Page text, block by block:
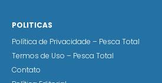
POLITICAS
Política de Privacidade – Pesca Total
Termos de Uso – Pesca Total
Contato